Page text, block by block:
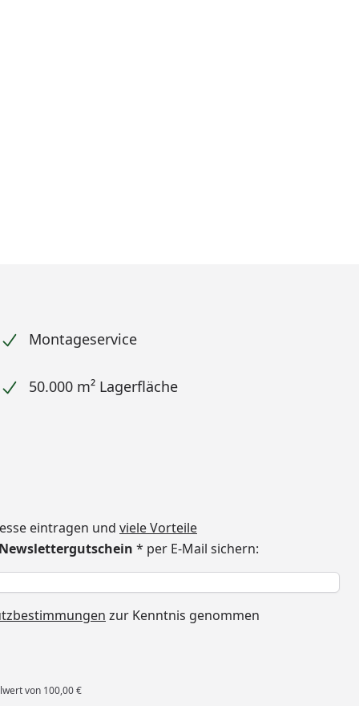
Montageservice
50.000 m² Lagerfläche
eintragen und viele Vorteile
* per E-Mail sichern:
zur Kenntnis genommen
von 100,00 €